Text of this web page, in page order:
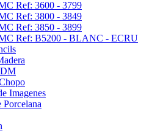
Ref: 3600 - 3799
Ref: 3800 - 3849
Ref: 3850 - 3899
Ref: B5200 - BLANC - ECRU
DM
Imagenes
Porcelana